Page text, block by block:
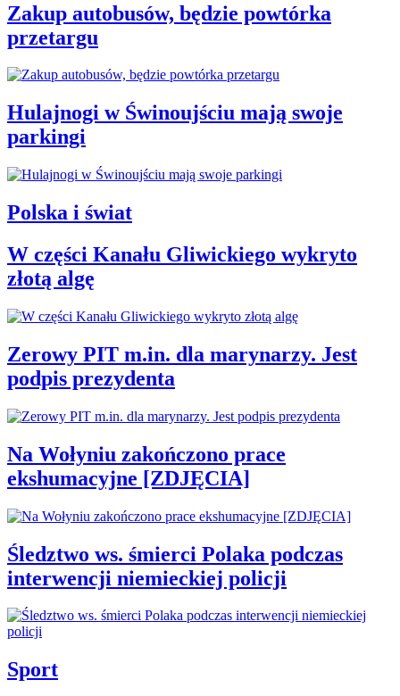
Zakup autobusów, będzie powtórka
przetargu
Hulajnogi w Świnoujściu mają swoje
parkingi
Polska i świat
W części Kanału Gliwickiego wykryto
złotą algę
Zerowy PIT m.in. dla marynarzy. Jest
podpis prezydenta
Na Wołyniu zakończono prace
ekshumacyjne [ZDJĘCIA]
Śledztwo ws. śmierci Polaka podczas
interwencji niemieckiej policji
Sport